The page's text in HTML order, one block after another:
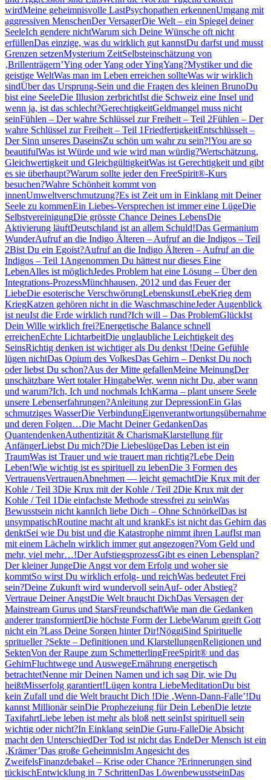
wirdMeine geheimnisvolle LastPsychopathen erkennenUmgang mit
aggressiven MenschenDer VersagerDie Welt – ein Spiegel deiner
SeeleIch gendere nichtWarum sich Deine Wünsche oft nicht
erfüllenDas einzige, was du wirklich gut kannstDu darfst und musst
Grenzen setzenMysterium ZeitSelbsteinschätzung von
‚Brillenträgern’Ying oder Yang oder YingYang?Mystiker und die
geistige WeltWas man im Leben erreichen sollteWas wir wirklich
sindÜber das Ursprung-Sein und die Fragen des kleinen BrunoDu
bist eine SeeleDie Illusion zerbrichtIst die Schweiz eine Insel und
wenn ja, ist das schlecht?GerechtigkeitGeldmangel muss nicht
seinFühlen – Der wahre Schlüssel zur Freiheit – Teil 2Fühlen – Der
wahre Schlüssel zur Freiheit – Teil 1FriedfertigkeitEntschlüsselt –
Der Sinn unseres DaseinsZu schön um wahr zu sein?!You are so
beautifulWas ist Würde und wie wird man würdig?Wertschätzung,
Gleichwertigkeit und GleichgültigkeitWas ist Gerechtigkeit und gibt
es sie überhaupt?Warum sollte jeder den FreeSpirit®-Kurs
besuchen?Wahre Schönheit kommt von
innenUmweltverschmutzung?Es ist Zeit um in Einklang mit Deiner
Seele zu kommenEin Liebes-Versprechen ist immer eine LügeDie
SelbstvereinigungDie grösste Chance Deines LebensDie
Aktivierung läuftDeutschland ist an allem Schuld!Das Germanium
WunderAufruf an die Indigo Älteren – Aufruf an die Indigos – Teil
2Bist Du ein Egoist?Aufruf an die Indigo Älteren – Aufruf an die
Indigos – Teil 1 Angenommen Du hättest nur dieses Eine
LebenAlles ist möglichJedes Problem hat eine Lösung – Über den
Integrations-ProzessMünchhausen, 2012 und das Feuer der
LiebeDie esoterische VerschwörungLebenskunstLebeKrieg dem
KriegKatzen gehören nicht in die WaschmaschineJeder Augenblick
ist neuIst die Erde wirklich rund?Ich will – Das ProblemGlückIst
Dein Wille wirklich frei?Energetische Balance schnell
erreichenEchte LichtarbeitDie unglaubliche Leichtigkeit des
SeinsRichtig denken ist wichtiger als Du denkst !Deine Gefühle
lügen nichtDas Opium des VolkesDas Gehirn – Denkst Du noch
oder liebst Du schon?Aus der Mitte gefallenMeine MeinungDer
unschätzbare Wert totaler HingabeWer, wenn nicht Du, aber wann
und warum?Ich, Ich und nochmals IchKarma – plant unsere Seele
unsere Lebenserfahrungen?Anleitung zur DepressionEin Glas
schmutziges WasserDie VerbindungEigenverantwortungsübernahme
und deren Folgen…Die Macht Deiner GedankenDas
QuantendenkenAuthentizität & CharismaKlarstellung für
AnfängerLiebst Du mich?Die LiebeslügeDas Leben ist ein
TraumWas ist Trauer und wie trauert man richtig?Lebe Dein
Leben!Wie wichtig ist es spirituell zu lebenDie 3 Formen des
VertrauensVertrauenAbnehmen — leicht gemachtDie Krux mit der
Kohle / Teil 3Die Krux mit der Kohle / Teil 2Die Krux mit der
Kohle / Teil 1Die einfachste Methode stressfrei zu seinWas
Bewusstsein nicht kannIch liebe Dich – Ohne SchnörkelDas ist
unsympatischRoutine macht alt und krankEs ist nicht das Gehirn das
denktSei wie Du bist und die Katastrophe nimmt ihren LaufIst man
mit einem Lächeln wirklich immer gut angezogen?Vom Geld und
mehr, viel mehr…!Der AufstiegsprozessGibt es einen Lebensplan?
Der kleiner JungeDie Angst vor dem Erfolg und woher sie
kommtSo wirst Du wirklich erfolg- und reichWas bedeutet Frei
sein?Deine Zukunft wird wundervoll seinAuf- oder Abstieg?
Vertraue Deiner AngstDie Welt braucht DichDas Versagen der
Mainstream Gurus und StarsFreundschaftWie man die Gedanken
anderer transformiertDie höchste Form der LiebeWarum greift Gott
nicht ein ?Lass Deine Sorgen hinter Dir!NöggiSind Spirituelle
spritueller ?Sekte – Definitionen und KlarstellungenReligionen und
SektenVon der Raupe zum SchmetterlingFreeSpirit® und das
GehirnFluchtwege und AuswegeErnährung energetisch
betrachtetNenne mir Deinen Namen und ich sag Dir, wie Du
heißtMisserfolg garantiert!Lügen kontra LiebeMeditationDu bist
kein Zufall und die Welt braucht Dich !Die ‚Wenn-Dann-Falle’!Du
kannst Millionär seinDie Prophezeiung für Dein LebenDie letzte
TaxifahrtLiebe leben ist mehr als bloß nett seinIst spirituell sein
wichtig oder nicht?In Einklang seinDie Guru-FalleDie Absicht
macht den UnterschiedDer Tod ist nicht das EndeDer Mensch ist ein
‚Krämer’Das große GeheimnisIm Angesicht des
ZweifelsFinanzdebakel – Krise oder Chance ?Erinnerungen sind
tückischEntwicklung in 7 SchrittenDas LöwenbewusstseinDas